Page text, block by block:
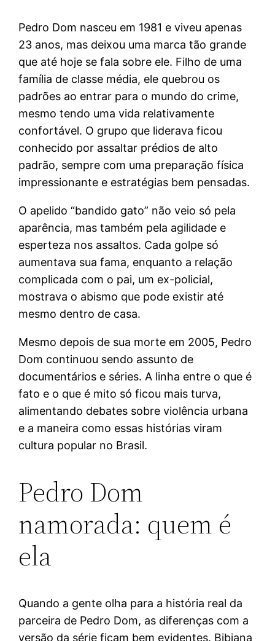
Pedro Dom nasceu em 1981 e viveu apenas
23 anos, mas deixou uma marca tão grande
que até hoje se fala sobre ele. Filho de uma
família de classe média, ele quebrou os
padrões ao entrar para o mundo do crime,
mesmo tendo uma vida relativamente
confortável. O grupo que liderava ficou
conhecido por assaltar prédios de alto
padrão, sempre com uma preparação física
impressionante e estratégias bem pensadas.
O apelido “bandido gato” não veio só pela
aparência, mas também pela agilidade e
esperteza nos assaltos. Cada golpe só
aumentava sua fama, enquanto a relação
complicada com o pai, um ex-policial,
mostrava o abismo que pode existir até
mesmo dentro de casa.
Mesmo depois de sua morte em 2005, Pedro
Dom continuou sendo assunto de
documentários e séries. A linha entre o que é
fato e o que é mito só ficou mais turva,
alimentando debates sobre violência urbana
e a maneira como essas histórias viram
cultura popular no Brasil.
Pedro Dom
namorada: quem é
ela
Quando a gente olha para a história real da
parceira de Pedro Dom, as diferenças com a
versão da série ficam bem evidentes. Bibiana